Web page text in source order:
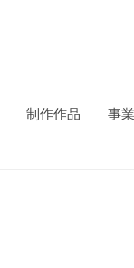
制作作品 事